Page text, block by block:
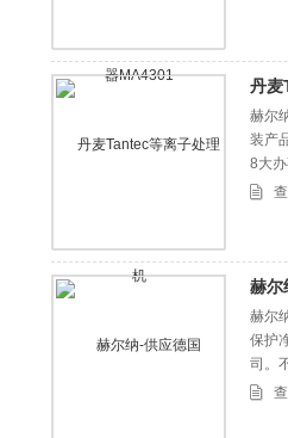
丹麦
赫尔
装产
8大
赫尔
赫尔
保护
司。
地拥